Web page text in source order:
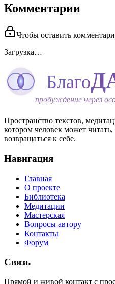
Комментарии
Чтобы оставить
Загрузка…
Благо
пробуждение через
Пространство текстов,
котором человек может
возвращаться к себе.
Навигация
Главная
О проекте
Библиотека
Медитации
Мастерская
Вопросы автору
Контакты
Форум
Связь
Прямой и живой контакт с